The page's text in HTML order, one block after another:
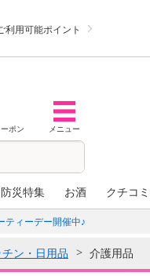
利用可能ポイント
ポン メニュー
防災特集 お酒 クチコ
ティーデー開催中♪
チン・日用品 介護用品